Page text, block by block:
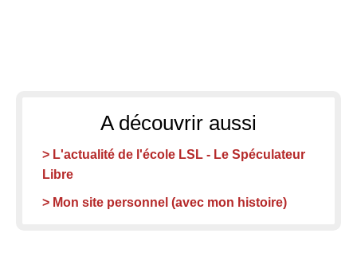
A découvrir aussi
> L'actualité de l'école LSL - Le Spéculateur
Libre
> Mon site personnel (avec mon histoire)